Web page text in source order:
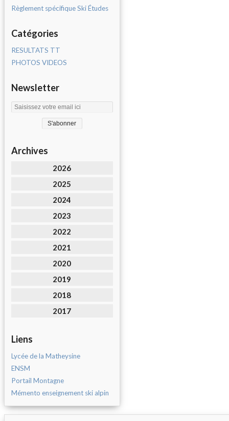
Règlement spécifique Ski Études
Catégories
RESULTATS TT
PHOTOS VIDEOS
Newsletter
Archives
2026
2025
2024
2023
2022
2021
2020
2019
2018
2017
Liens
Lycée de la Matheysine
ENSM
Portail Montagne
Mémento enseignement ski alpin